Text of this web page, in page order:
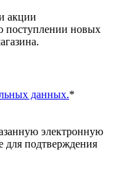
акции
поступлении новых
данных.*
электронную
для подтверждения